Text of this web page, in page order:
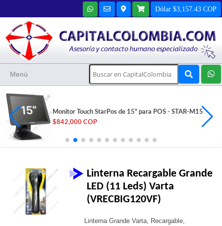
Dólar $3,157.43 COP
Menú
Monitor Touch StarPos de 15" para POS - STAR-M15
$842,000 COP
Linterna Recargable Grande
LED (11 Leds) Varta
(VRECBIG120VF)
Linterna Grande Varta, Recargable,